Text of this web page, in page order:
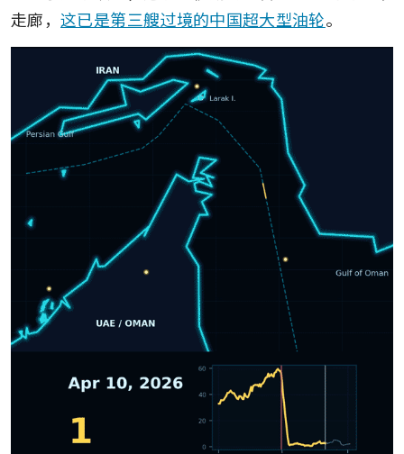
走廊，这已是第三艘过境的中国超大型油轮。